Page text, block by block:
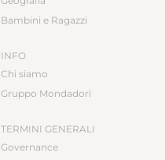
Bambini e Ragazzi
INFO
Chi siamo
Gruppo Mondadori
TERMINI GENERALI
Governance